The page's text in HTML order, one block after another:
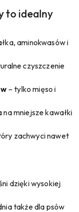
to idealny
aminokwasów i
czyszczenie
– tylko mięso i
mniejsze kawałki
zachwyci nawet
dzięki wysokiej
także dla psów